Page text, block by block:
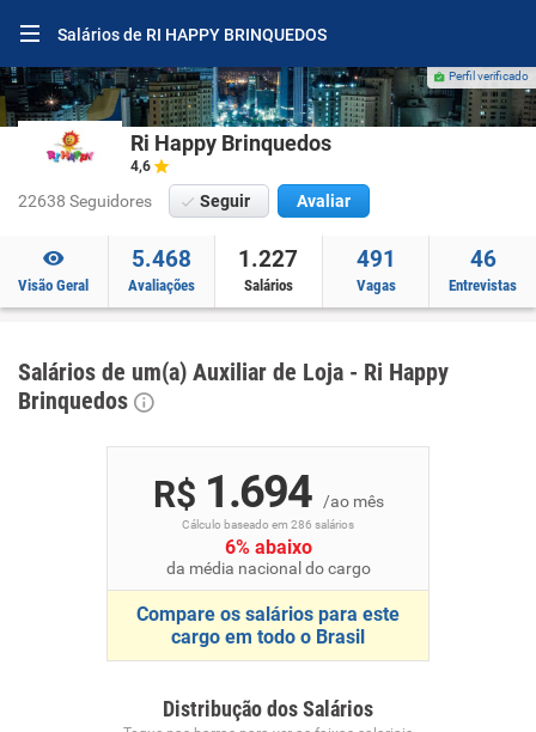
Salários de RI HAPPY BRINQUEDOS
Perfil verificado
Ri Happy Brinquedos
4,6
22638 Seguidores Seguir Avaliar
Visão Geral
5.468
Avaliações
1.227
Salários
491
Vagas
46
Entrevistas
Salários de um(a) Auxiliar de Loja - Ri Happy
Brinquedos
R$ 1.694 /ao mês
Cálculo baseado em 286 salários
6% abaixo
da média nacional do cargo
Compare os salários para este
cargo em todo o Brasil
Distribução dos Salários